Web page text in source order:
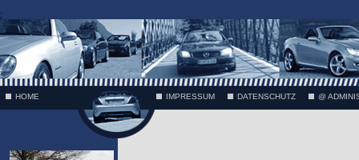
;
HOME IMPRESSUM DATENSCHUTZ @